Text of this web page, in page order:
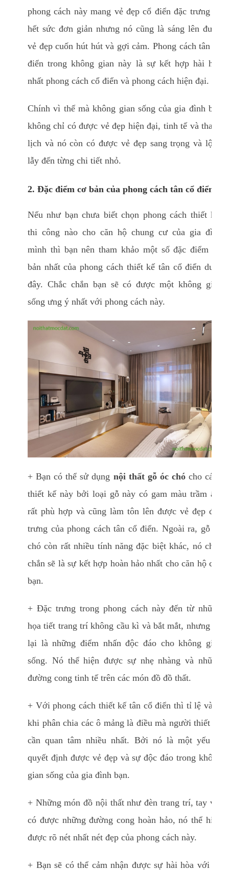
phong cách này mang vẻ đẹp cổ điển đặc trưng và
hết sức đơn giản nhưng nó cũng là sáng lên được
vẻ đẹp cuốn hút hút và gợi cảm. Phong cách tân cổ
điển trong không gian này là sự kết hợp hài hòa
nhất phong cách cổ điển và phong cách hiện đại.
Chính vì thế mà không gian sống của gia đình bạn
không chỉ có được vẻ đẹp hiện đại, tinh tế và thanh
lịch và nó còn có được vẻ đẹp sang trọng và lộng
lẫy đến từng chi tiết nhỏ.
2. Đặc điểm cơ bản của phong cách tân cổ điển
Nếu như bạn chưa biết chọn phong cách thiết kế,
thi công nào cho căn hộ chung cư của gia đình
mình thì bạn nên tham khảo một số đặc điểm cơ
bản nhất của phong cách thiết kế tân cổ điển dưới
đây. Chắc chắn bạn sẽ có được một không gian
sống ưng ý nhất với phong cách này.
+ Bạn có thể sử dụng nội thất gỗ óc chócho cách
thiết kế này bởi loại gỗ này có gam màu trầm ấm
rất phù hợp và cũng làm tôn lên được vẻ đẹp đặc
trưng của phong cách tân cổ điển. Ngoài ra, gỗ óc
chó còn rất nhiều tính năng đặc biệt khác, nó chắc
chắn sẽ là sự kết hợp hoàn hảo nhất cho căn hộ của
bạn.
+ Đặc trưng trong phong cách này đến từ những
họa tiết trang trí không cầu kì và bắt mắt, nhưng nó
lại là những điểm nhấn độc đáo cho không gian
sống. Nó thể hiện được sự nhẹ nhàng và những
đường cong tinh tế trên các món đồ đồ thất.
+ Với phong cách thiết kế tân cổ điển thì tỉ lệ vàng
khi phân chia các ô mảng là điều mà người thiết kế
cần quan tâm nhiều nhất. Bởi nó là một yếu tố
quyết định được vẻ đẹp và sự độc đáo trong không
gian sống của gia đình bạn.
+ Những món đồ nội thất như đèn trang trí, tay vịn
có được những đường cong hoàn hảo, nó thể hiện
được rõ nét nhất nét đẹp của phong cách này.
+ Bạn sẽ có thể cảm nhận được sự hài hòa với tất